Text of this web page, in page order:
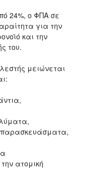
24%, ο ΦΠΑ σε
για την
και την
του.
μειώνεται
ατομική